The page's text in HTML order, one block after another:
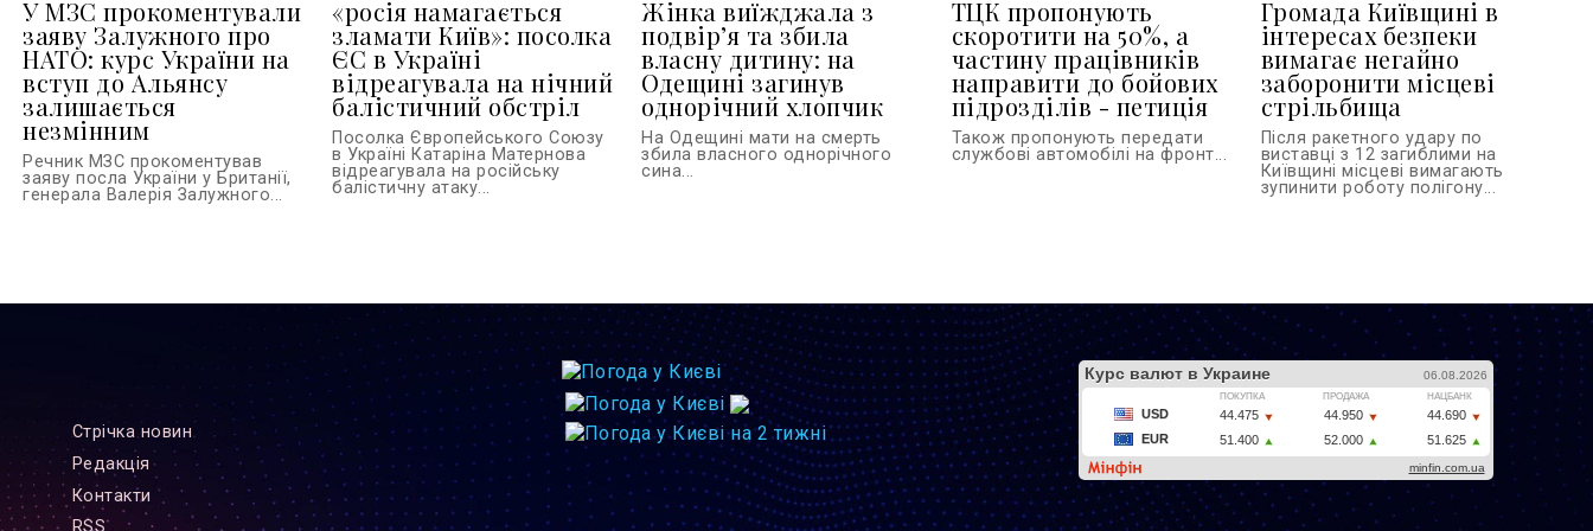
У МЗС прокоментували
заяву Залужного про
НАТО: курс України на
вступ до Альянсу
залишається
незмінним
Речник МЗС прокоментував
заяву посла України у Британії,
генерала Валерія Залужного...
«росія намагається
зламати Київ»: посолка
ЄС в Україні
відреагувала на нічний
балістичний обстріл
Посолка Європейського Союзу
в Україні Катаріна Матернова
відреагувала на російську
балістичну атаку...
Жінка виїжджала з
подвір’я та збила
власну дитину: на
Одещині загинув
однорічний хлопчик
На Одещині мати на смерть
збила власного однорічного
сина...
ТЦК пропонують
скоротити на 50%, а
частину працівників
направити до бойових
підрозділів - петиція
Також пропонують передати
службові автомобілі на фронт...
Громада Київщині в
інтересах безпеки
вимагає негайно
заборонити місцеві
стрільбища
Після ракетного удару по
виставці з 12 загиблими на
Київщині місцеві вимагають
зупинити роботу полігону...
Стрiчка новин
Редакцiя
Контакти